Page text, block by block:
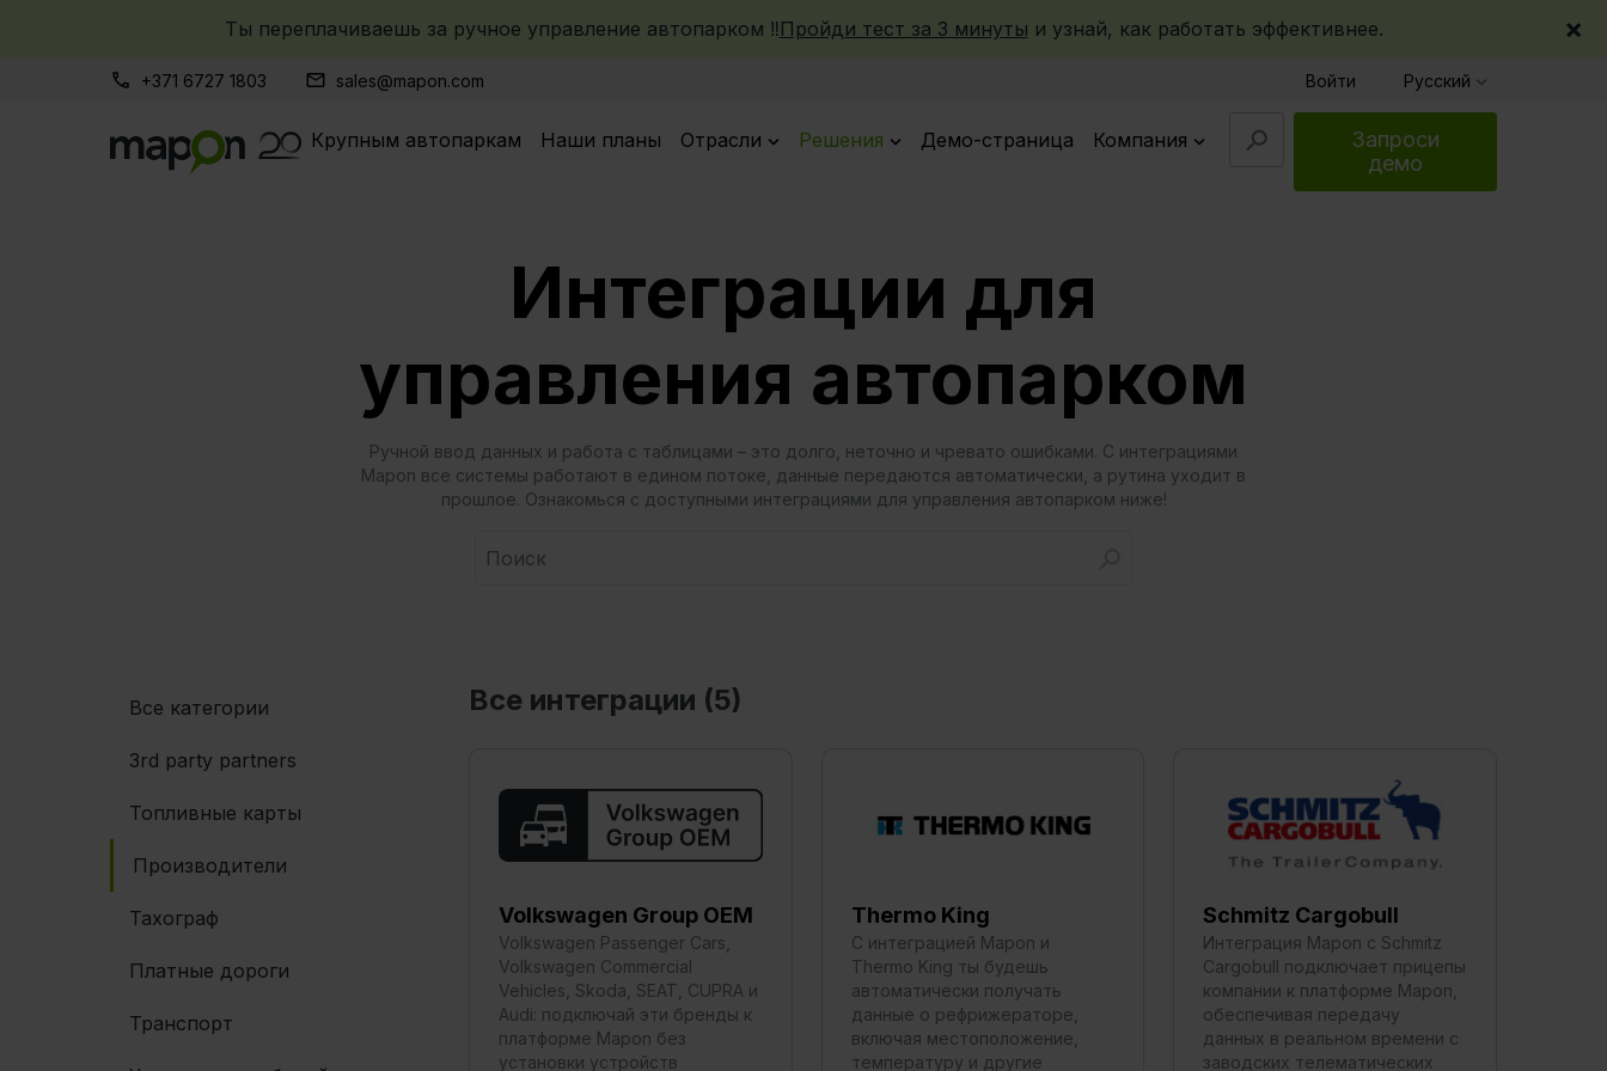
Ты переплачиваешь за ручное управление автопарком ‼️Пройди тест за 3 минуты и узнай, как работать эффективнее. ×
+371 6727 1803 sales@mapon.com Войти Русский
Крупным автопаркам Наши планы Oтрасли Решения Демо-страница Компания
Запроси
демо
Интеграции для
управления автопарком
Ручной ввод данных и работа с таблицами – это долго, неточно и чревато ошибками. С интеграциями
Mapon все системы работают в едином потоке, данные передаются автоматически, а рутина уходит в
прошлое. Ознакомься с доступными интеграциями для управления автопарком ниже!
Все категории
3rd party partners
Топливные карты
Производители
Тахограф
Платные дороги
Транспорт
Все интеграции (5)
Volkswagen Group OEM
Volkswagen Passenger Cars,
Volkswagen Commercial
Vehicles, Skoda, SEAT, CUPRA и
Audi: подключай эти бренды к
платформе Mapon без
установки устройств
Thermo King
С интеграцией Mapon и
Thermo King ты будешь
автоматически получать
данные о рефрижераторе,
включая местоположение,
температуру и другие
Schmitz Cargobull
Интеграция Mapon с Schmitz
Cargobull подключает прицепы
компании к платформе Mapon,
обеспечивая передачу
данных в реальном времени с
заводских телематических